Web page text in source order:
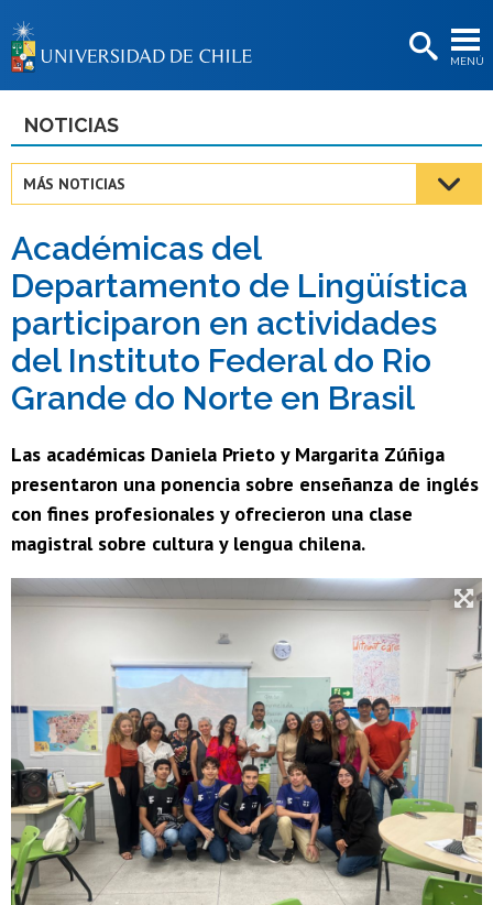
MENÚ
BIBLIOTECAS
Estudiantes
Académicas/os
Funcionarias/os
Egresadas/os
NOTICIAS
MÁS NOTICIAS
Académicas del
Departamento de Lingüística
participaron en actividades
del Instituto Federal do Rio
Grande do Norte en Brasil
Las académicas Daniela Prieto y Margarita Zúñiga
presentaron una ponencia sobre enseñanza de inglés
con fines profesionales y ofrecieron una clase
magistral sobre cultura y lengua chilena.